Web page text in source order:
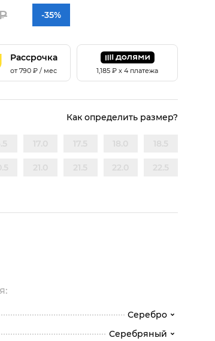
-35%
Рассрочка
от790 ₽ / мес 1,185 ₽ х 4 платежа
Как определить размер?
Серебро
Серебряный